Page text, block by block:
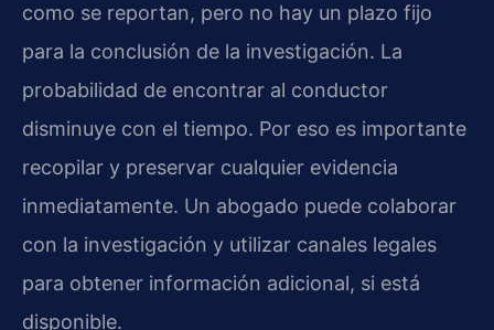
como se reportan, pero no hay un plazo fijo
para la conclusión de la investigación. La
probabilidad de encontrar al conductor
disminuye con el tiempo. Por eso es importante
recopilar y preservar cualquier evidencia
inmediatamente. Un abogado puede colaborar
con la investigación y utilizar canales legales
para obtener información adicional, si está
disponible.